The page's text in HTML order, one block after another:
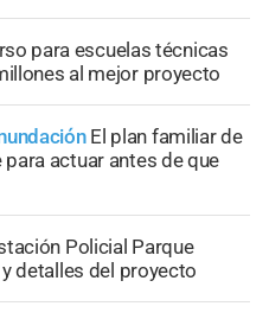
para escuelas técnicas
al mejor proyecto
El plan familiar de
actuar antes de que
Policial Parque
detalles del proyecto